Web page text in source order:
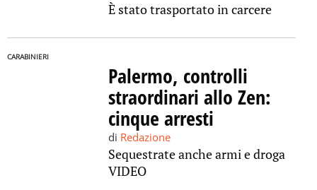
È stato trasportato in carcere
CARABINIERI
Palermo, controlli
straordinari allo Zen:
cinque arresti
di Redazione
Sequestrate anche armi e droga
VIDEO